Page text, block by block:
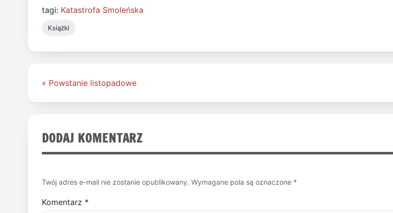
tagi: Katastrofa Smoleńska
Książki
Nawigacja
« Powstanie listopadowe
DODAJ KOMENTARZ
Twój adres e-mail nie zostanie opublikowany. Wymagane pola są oznaczone *
Komentarz *